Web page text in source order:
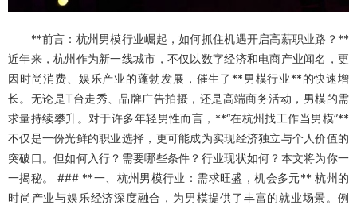
**前言：杭州男模行业崛起，如何抓住机遇开启高薪职业路？**
近年来，杭州作为新一线城市，不仅以数字经济和电商产业闻名，更
因时尚消费、娱乐产业的蓬勃发展，催生了**男模行业**的快速增
长。无论是T台走秀、品牌广告拍摄，还是高端商务活动，男模的需
求量持续攀升。对于许多年轻男性而言，**“在杭州找工作当男模”**
不仅是一份光鲜的职业选择，更可能成为实现经济独立与个人价值的
突破口。但如何入行？需要哪些条件？行业现状如何？本文将为你一
一揭秘。 ### **一、杭州男模行业：需求旺盛，机会多元** 杭州的
时尚产业与娱乐经济深度融合，为男模提供了丰富的就业场景。例